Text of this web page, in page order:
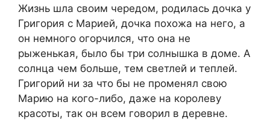
Жизнь шла своим чередом, родилась дочка у
Григория с Марией, дочка похожа на него, а
он немного огорчился, что она не
рыженькая, было бы три солнышка в доме. А
солнца чем больше, тем светлей и теплей.
Григорий ни за что бы не променял свою
Марию на кого-либо, даже на королеву
красоты, так он всем говорил в деревне.